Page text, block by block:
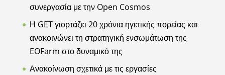
συνεργασία με την Open Cosmos
Η GET γιορτάζει 20 χρόνια ηγετικής πορείας και
ανακοινώνει τη στρατηγική ενσωμάτωση της
EOFarm στο δυναμικό της
Ανακοίνωση σχετικά με τις εργασίες